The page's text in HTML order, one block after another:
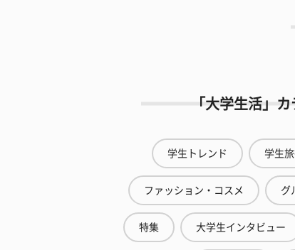
「大学生活」
学生トレンド 学生
ファッション・コスメ グ
特集 大学生インタビュー